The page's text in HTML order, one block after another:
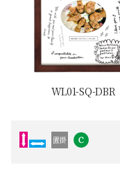
WL01-SQ-DBR